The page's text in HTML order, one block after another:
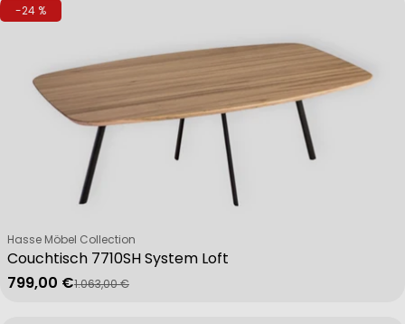
-24 %
Couchtisch 7710SH System Loft
Verkäufer:
Hasse Möbel Collection
Verkaufspreis
799,00 €
Regulärer Preis
1.063,00 €